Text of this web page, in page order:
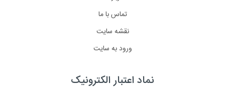
تماس با ما
نقشه سایت
ورود به سایت
نماد اعتبار الکترونیک